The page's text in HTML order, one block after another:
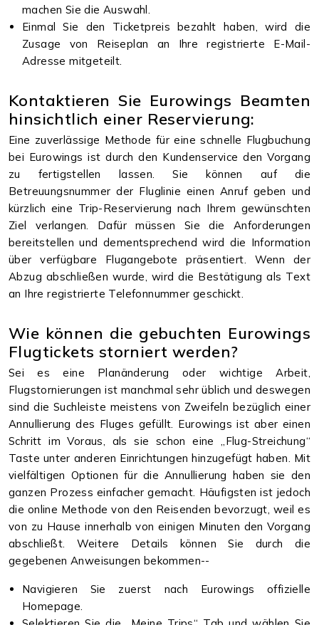
machen Sie die Auswahl.
Einmal Sie den Ticketpreis bezahlt haben, wird die
Zusage von Reiseplan an Ihre registrierte E-Mail-
Adresse mitgeteilt.
Kontaktieren Sie Eurowings Beamten
hinsichtlich einer Reservierung:
Eine zuverlässige Methode für eine schnelle Flugbuchung
bei Eurowings ist durch den Kundenservice den Vorgang
zu fertigstellen lassen. Sie können auf die
Betreuungsnummer der Fluglinie einen Anruf geben und
kürzlich eine Trip-Reservierung nach Ihrem gewünschten
Ziel verlangen. Dafür müssen Sie die Anforderungen
bereitstellen und dementsprechend wird die Information
über verfügbare Flugangebote präsentiert. Wenn der
Abzug abschließen wurde, wird die Bestätigung als Text
an Ihre registrierte Telefonnummer geschickt.
Wie können die gebuchten Eurowings
Flugtickets storniert werden?
Sei es eine Planänderung oder wichtige Arbeit,
Flugstornierungen ist manchmal sehr üblich und deswegen
sind die Suchleiste meistens von Zweifeln bezüglich einer
Annullierung des Fluges gefüllt. Eurowings ist aber einen
Schritt im Voraus, als sie schon eine „Flug-Streichung“
Taste unter anderen Einrichtungen hinzugefügt haben. Mit
vielfältigen Optionen für die Annullierung haben sie den
ganzen Prozess einfacher gemacht. Häufigsten ist jedoch
die online Methode von den Reisenden bevorzugt, weil es
von zu Hause innerhalb von einigen Minuten den Vorgang
abschließt. Weitere Details können Sie durch die
gegebenen Anweisungen bekommen--
Navigieren Sie zuerst nach Eurowings offizielle
Homepage.